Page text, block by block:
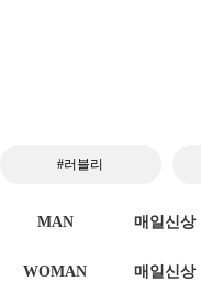
#러블리
MAN 매일신상
WOMAN 매일신상